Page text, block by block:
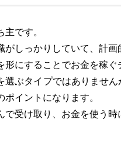
です。
がしっかりしていて、計画
形にすることでお金を稼ぐ
選ぶタイプではありませ
ポイントになります。
で受け取り、お金を使う時